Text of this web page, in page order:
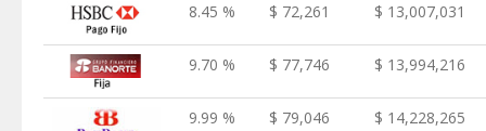
8.45 %
$ 72,261 $ 13,007,031
9.70 % $ 77,746 $ 13,994,216
9.99 % $ 79,046 $ 14,228,265